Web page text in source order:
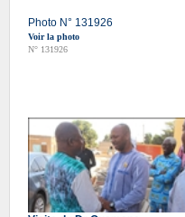
Photo N° 131926
Voir la photo
N° 131926